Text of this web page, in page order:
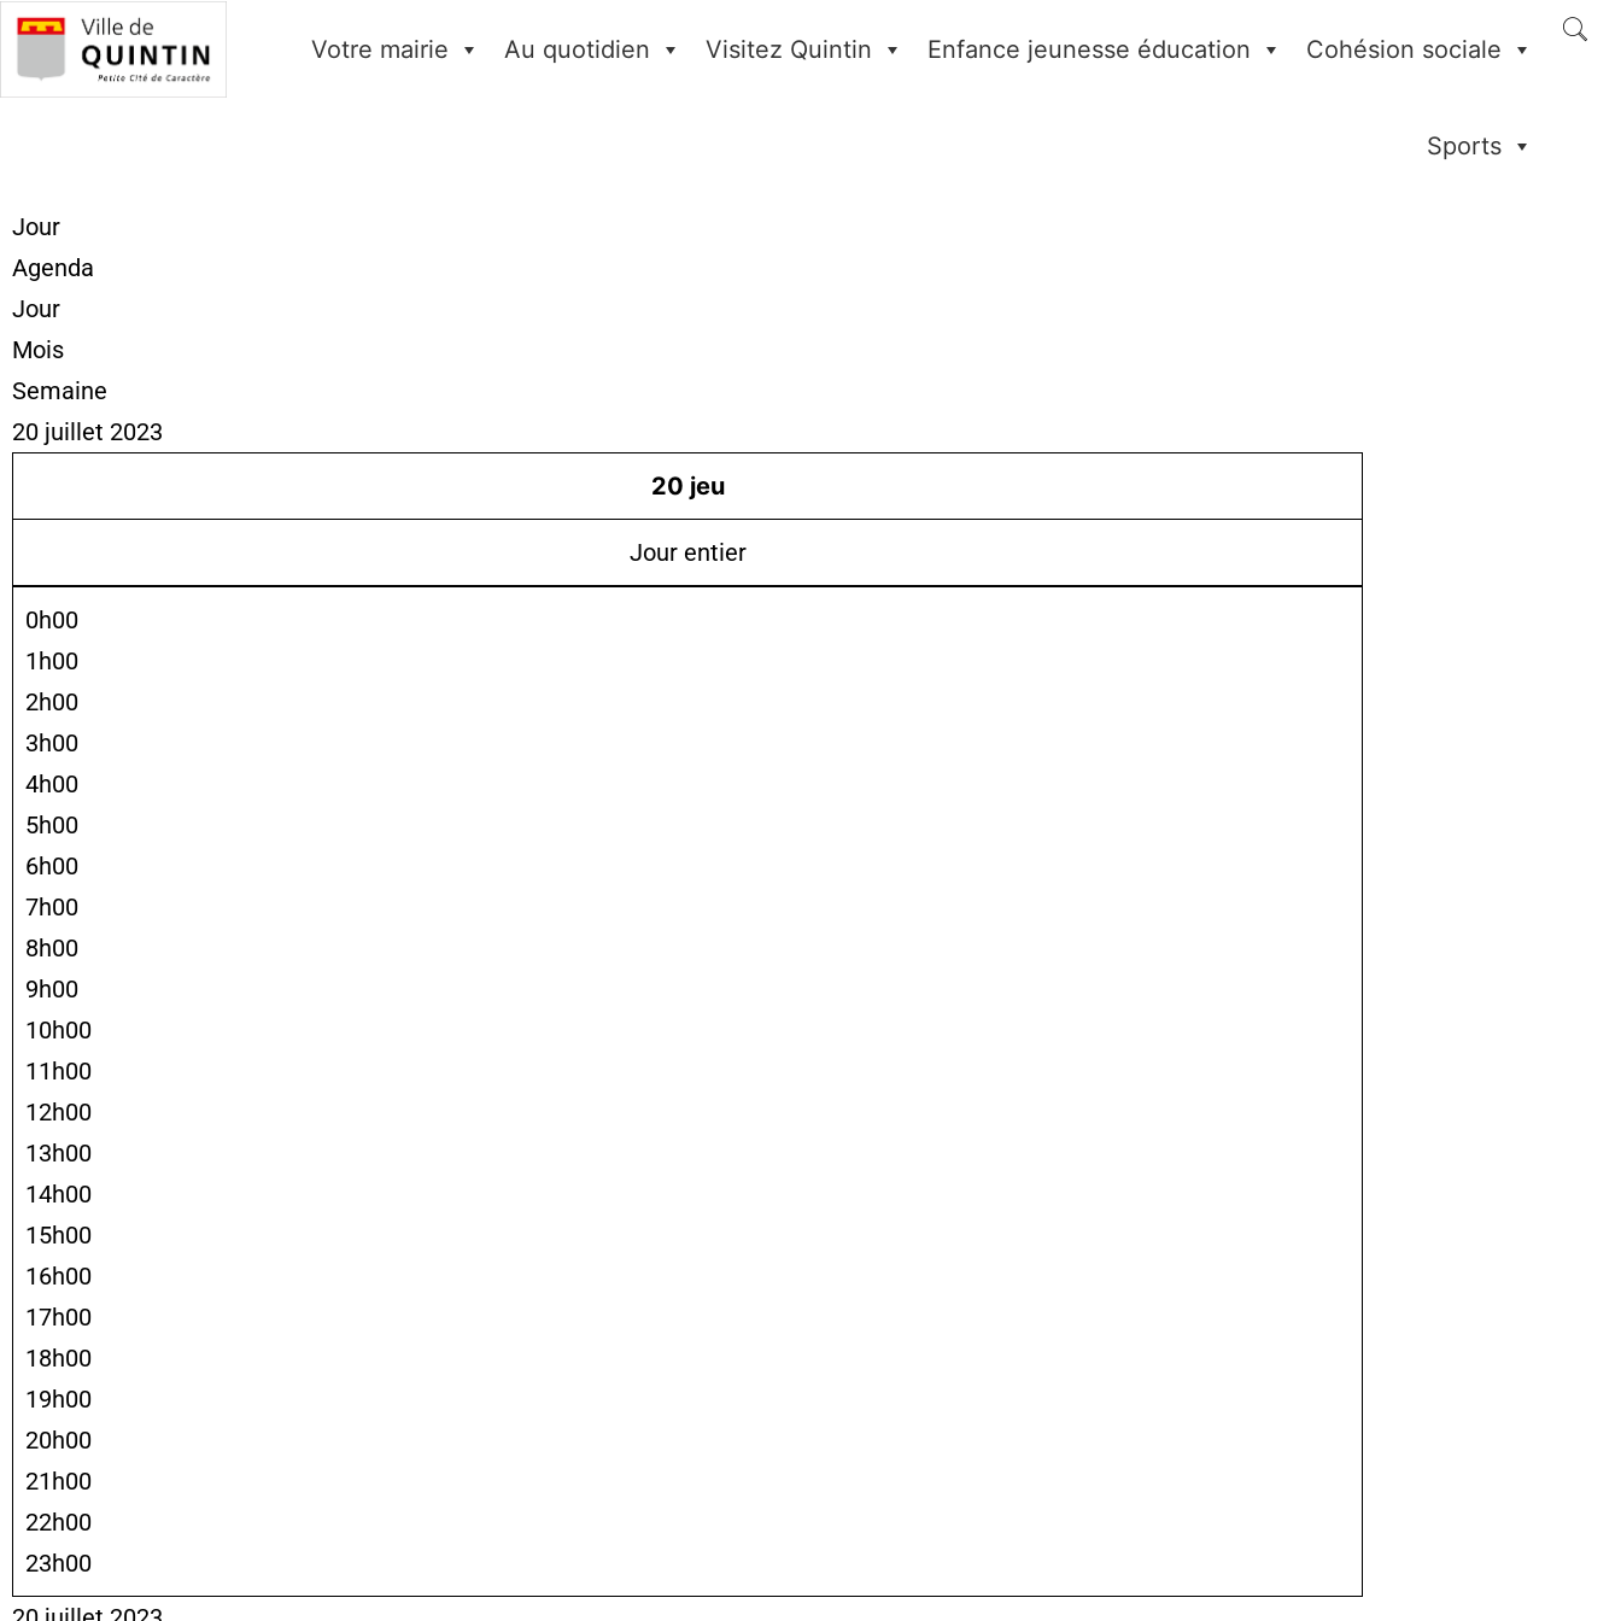
Votre mairie Au quotidien Visitez Quintin Enfance jeunesse éducation Cohésion sociale
Sports
Jour
Agenda
Jour
Mois
Semaine
20 juillet 2023
20 jeu
Jour entier
0h00
1h00
2h00
3h00
4h00
5h00
6h00
7h00
8h00
9h00
10h00
11h00
12h00
13h00
14h00
15h00
16h00
17h00
18h00
19h00
20h00
21h00
22h00
23h00